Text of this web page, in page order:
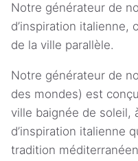
Notre générateur de
d’inspiration italienne,
de la ville parallèle.
Notre générateur de
des mondes) est
ville baignée de soleil,
d’inspiration italienne
tradition